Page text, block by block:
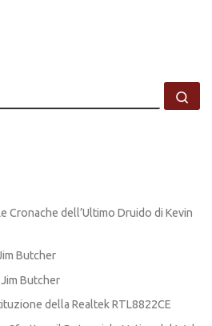
Cronache dell’Ultimo Druido di Kevin
Butcher
Butcher
della Realtek RTL8822CE